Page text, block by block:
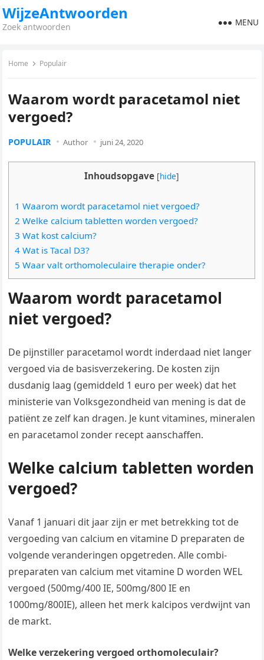
WijzeAntwoorden
Zoek antwoorden MENU
Home Populair
Waarom wordt paracetamol niet
vergoed?
POPULAIR Author juni 24, 2020
Inhoudsopgave [hide]
1 Waarom wordt paracetamol niet vergoed?
2 Welke calcium tabletten worden vergoed?
3 Wat kost calcium?
4 Wat is Tacal D3?
5 Waar valt orthomoleculaire therapie onder?
Waarom wordt paracetamol
niet vergoed?
De pijnstiller paracetamol wordt inderdaad niet langer
vergoed via de basisverzekering. De kosten zijn
dusdanig laag (gemiddeld 1 euro per week) dat het
ministerie van Volksgezondheid van mening is dat de
patiënt ze zelf kan dragen. Je kunt vitamines, mineralen
en paracetamol zonder recept aanschaffen.
Welke calcium tabletten worden
vergoed?
Vanaf 1 januari dit jaar zijn er met betrekking tot de
vergoeding van calcium en vitamine D preparaten de
volgende veranderingen opgetreden. Alle combi-
preparaten van calcium met vitamine D worden WEL
vergoed (500mg/400 IE, 500mg/800 IE en
1000mg/800IE), alleen het merk kalcipos verdwijnt van
de markt.
Welke verzekering vergoed orthomoleculair?